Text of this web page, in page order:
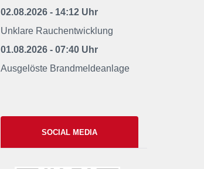
02.08.2026 - 14:12 Uhr
Unklare Rauchentwicklung
01.08.2026 - 07:40 Uhr
Ausgelöste Brandmeldeanlage
SOCIAL MEDIA